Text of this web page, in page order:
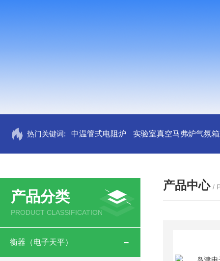
热门关键词: 中温管式电阻炉 实验室真空马弗炉气氛
产品分类
PRODUCT CLASSIFICATION
衡器（电子天平）
产品中心 /